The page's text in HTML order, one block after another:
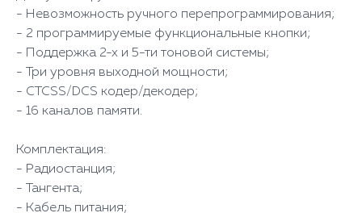
- Невозможность ручного перепрограммирования;
- 2 программируемые функциональные кнопки;
- Поддержка 2-х и 5-ти тоновой системы;
- Три уровня выходной мощности;
- CTCSS/DCS кодер/декодер;
- 16 каналов памяти.
Комплектация:
- Радиостанция;
- Тангента;
- Кабель питания;